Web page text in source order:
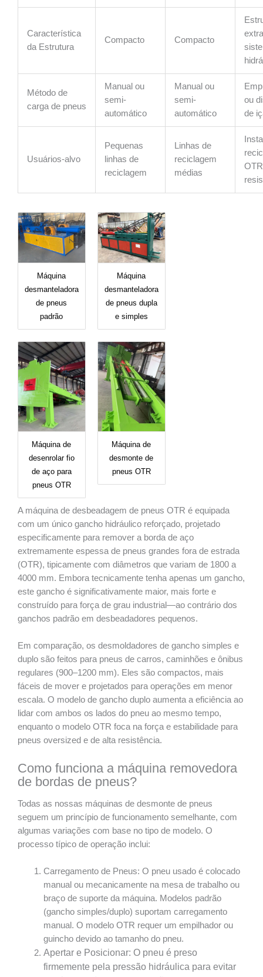
Característica
da Estrutura
Compacto Compacto
Método de
carga de pneus
Manual ou
semi-
automático
Manual ou
semi-
automático
ou
de
Usuários-alvo
Pequenas
linhas de
reciclagem
Linhas de
reciclagem
médias
Máquina
desmanteladora
de pneus
padrão
Máquina
desmanteladora
de pneus dupla
e simples
Máquina de
desenrolar fio
de aço para
pneus OTR
Máquina de
desmonte de
pneus OTR
A máquina de desbeadagem de pneus OTR é equipada
com um único gancho hidráulico reforçado, projetado
especificamente para remover a borda de aço
extremamente espessa de pneus grandes fora de estrada
(OTR), tipicamente com diâmetros que variam de 1800 a
4000 mm. Embora tecnicamente tenha apenas um gancho,
este gancho é significativamente maior, mais forte e
construído para força de grau industrial—ao contrário dos
ganchos padrão em desbeadadores pequenos.
Em comparação, os desmoldadores de gancho simples e
duplo são feitos para pneus de carros, caminhões e ônibus
regulares (900–1200 mm). Eles são compactos, mais
fáceis de mover e projetados para operações em menor
escala. O modelo de gancho duplo aumenta a eficiência ao
lidar com ambos os lados do pneu ao mesmo tempo,
enquanto o modelo OTR foca na força e estabilidade para
pneus oversized e de alta resistência.
Como funciona a máquina removedora
de bordas de pneus?
Todas as nossas máquinas de desmonte de pneus
seguem um princípio de funcionamento semelhante, com
algumas variações com base no tipo de modelo. O
processo típico de operação inclui:
Carregamento de Pneus: O pneu usado é colocado
manual ou mecanicamente na mesa de trabalho ou
braço de suporte da máquina. Modelos padrão
(gancho simples/duplo) suportam carregamento
manual. O modelo OTR requer um empilhador ou
guincho devido ao tamanho do pneu.
Apertar e Posicionar: O pneu é preso
firmemente pela pressão hidráulica para evitar